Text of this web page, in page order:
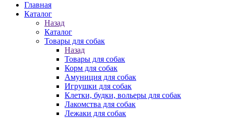
Главная
Каталог
Назад
Каталог
Товары для собак
Назад
Товары для собак
Корм для собак
Амуниция для собак
Игрушки для собак
Клетки, будки, вольеры для собак
Лакомства для собак
Лежаки для собак